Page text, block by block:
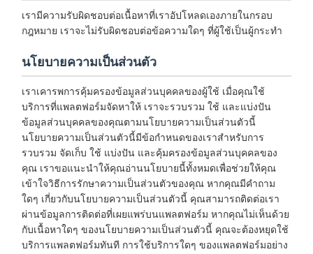
เรามีความรับผิดชอบต่อเนื้อหาที่เราอัปโหลดเองภายในกรอบ
กฎหมาย เราจะไม่รับผิดชอบต่อข้อความใดๆ ที่ผู้ใช้เป็นผู้กระทำ
นโยบายความเป็นส่วนตัว
เราเคารพการคุ้มครองข้อมูลส่วนบุคคลของผู้ใช้ เมื่อคุณใช้
บริการที่แพลตฟอร์มจัดหาให้ เราจะรวบรวม ใช้ และแบ่งปัน
ข้อมูลส่วนบุคคลของคุณตามนโยบายความเป็นส่วนตัวนี้
นโยบายความเป็นส่วนตัวนี้มีข้อกำหนดของเราสำหรับการ
รวบรวม จัดเก็บ ใช้ แบ่งปัน และคุ้มครองข้อมูลส่วนบุคคลของ
คุณ เราขอแนะนำให้คุณอ่านนโยบายนี้ทั้งหมดเพื่อช่วยให้คุณ
เข้าใจวิธีการรักษาความเป็นส่วนตัวของคุณ หากคุณมีคำถาม
ใดๆ เกี่ยวกับนโยบายความเป็นส่วนตัวนี้ คุณสามารถติดต่อเรา
ผ่านข้อมูลการติดต่อที่เผยแพร่บนแพลตฟอร์ม หากคุณไม่เห็นด้วย
กับเนื้อหาใดๆ ของนโยบายความเป็นส่วนตัวนี้ คุณจะต้องหยุดใช้
บริการแพลตฟอร์มทันที การใช้บริการใดๆ ของแพลตฟอร์มอย่าง